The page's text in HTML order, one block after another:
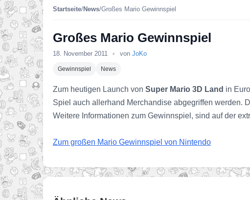
Startseite/News/Großes Mario Gewinnspiel
Großes Mario Gewinnspiel
18. November 2011 • von JoKo
Gewinnspiel News
Zum heutigen Launch von Super Mario 3D Land in
Spiel auch allerhand Merchandise abgegriffen werden.
Weitere Informationen zum Gewinnspiel, sind auf der
Zum großen Mario Gewinnspiel von Nintendo